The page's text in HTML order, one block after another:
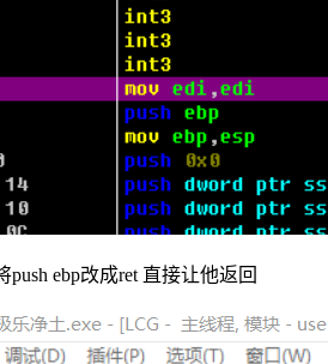
ebp改成ret 直接让他返回